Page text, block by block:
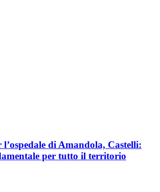
di Amandola, Castelli:
per tutto il territorio